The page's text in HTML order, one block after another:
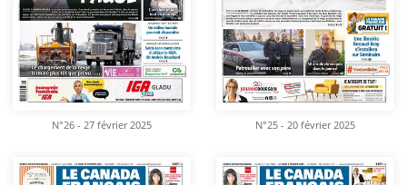
N°26 - 27 février 2025 N°25 - 20 février 2025